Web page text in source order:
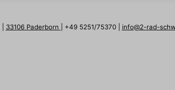
33106 Paderborn | +49 5251/75370 | info@2-rad-